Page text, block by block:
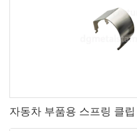
자동차 부품용 스프링 클립